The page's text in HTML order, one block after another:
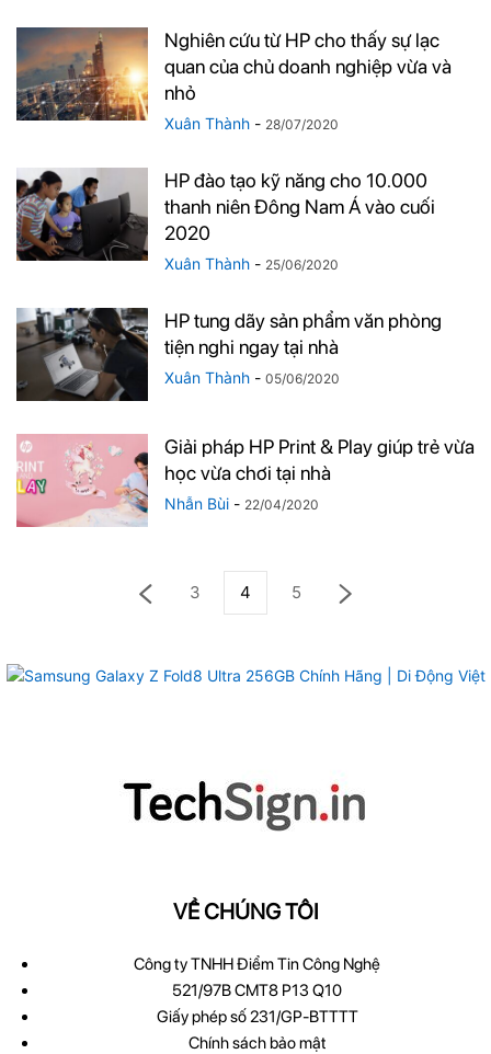
Nghiên cứu từ HP cho thấy sự lạc
quan của chủ doanh nghiệp vừa và
nhỏ
Xuân Thành - 28/07/2020
HP đào tạo kỹ năng cho 10.000
thanh niên Đông Nam Á vào cuối
2020
Xuân Thành - 25/06/2020
HP tung dãy sản phẩm văn phòng
tiện nghi ngay tại nhà
Xuân Thành - 05/06/2020
Giải pháp HP Print & Play giúp trẻ vừa
học vừa chơi tại nhà
Nhẫn Bùi - 22/04/2020
3 4 5
VỀ CHÚNG TÔI
Công ty TNHH Điểm Tin Công Nghệ
521/97B CMT8 P13 Q10
Giấy phép số 231/GP-BTTTT
Chính sách bảo mật